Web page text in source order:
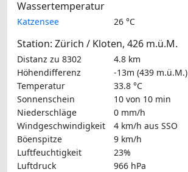
Wassertemperatur
Katzensee 26 °C
Station: Zürich / Kloten, 426 m.ü.M.
Distanz zu 8302
4.8 km
Höhendifferenz
-13m (439 m.ü.M.)
Temperatur
33.8 °C
Sonnenschein
10 von 10 min
Niederschläge
0 mm/h
Windgeschwindigkeit
4 km/h aus SSO
Böenspitze
9 km/h
Luftfeuchtigkeit
23%
Luftdruck
966 hPa